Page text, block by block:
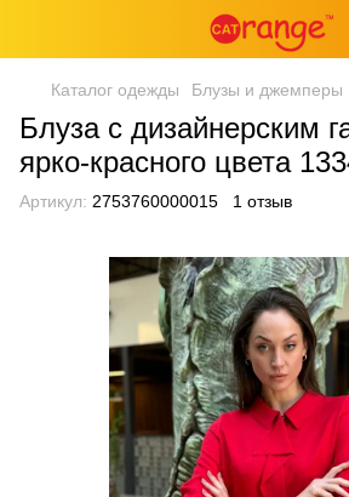
Каталог одежды Блузы и джемперы
Блуза с дизайнерским
ярко-красного цвета
Артикул: 2753760000015 1 отзыв